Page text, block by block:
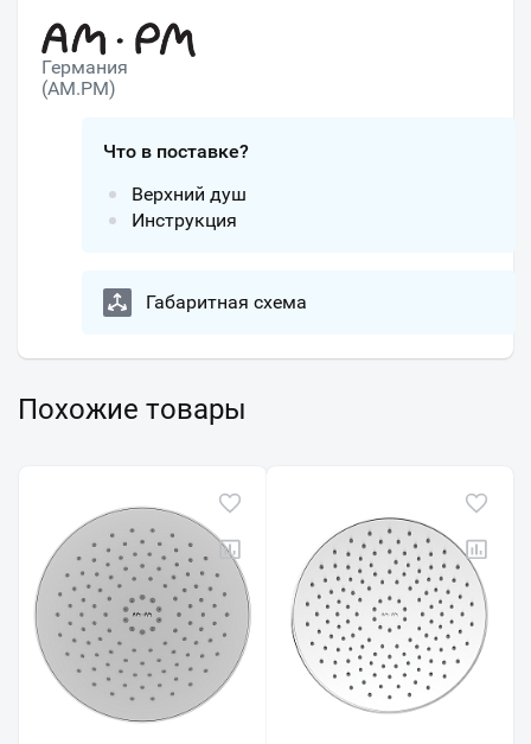
Германия
(AM.PM)
Что в поставке?
Верхний душ
Инструкция
Габаритная схема
Похожие товары